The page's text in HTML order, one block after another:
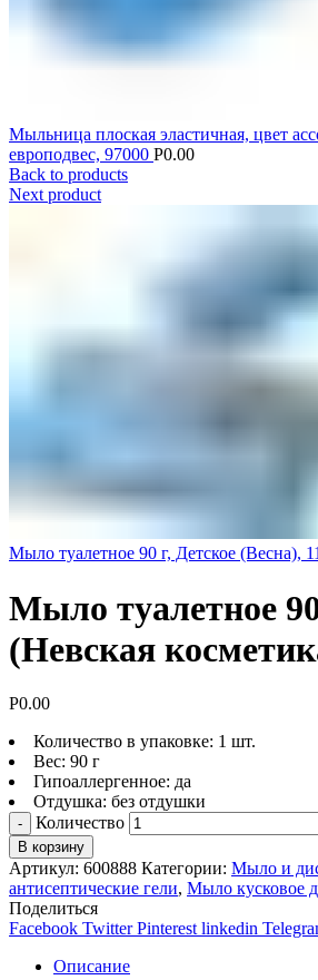
Мыльница плоская эластичная, цвет
европодвес, 97000 Р0.00
Back to products
Next product
Мыло туалетное 90 г, Детское (Весна),
Мыло туалетное
(Невская
Р0.00
Количество в упаковке: 1 шт.
Вес: 90 г
Гипоаллергенное: да
Отдушка: без отдушки
Количество
В корзину
Артикул: 600888 Категории: Мыло и
антисептические гели, Мыло кусковое
Поделиться
Facebook Twitter Pinterest linkedin
Описание